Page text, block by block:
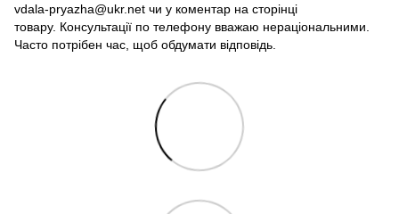
vdala-pryazha@ukr.net чи у коментар на сторінці
товару. Консультації по телефону вважаю нераціональними.
Часто потрібен час, щоб обдумати відповідь.